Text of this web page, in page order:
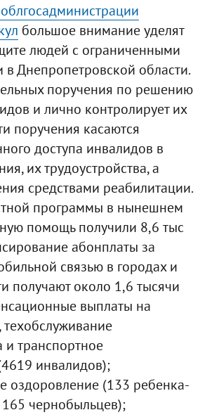
большое внимание уделят
людей с ограниченными
Днепропетровской области.
поручения по решению
и лично контролирует их
поручения касаются
доступа инвалидов в
их трудоустройства, а
средствами реабилитации.
программы в нынешнем
помощь получили 8,6 тыс
абонплаты за
связью в городах и
получают около 1,6 тысячи
выплаты на
техобслуживание
и транспортное
инвалидов);
оздоровление (133 ребенка-
чернобыльцев);